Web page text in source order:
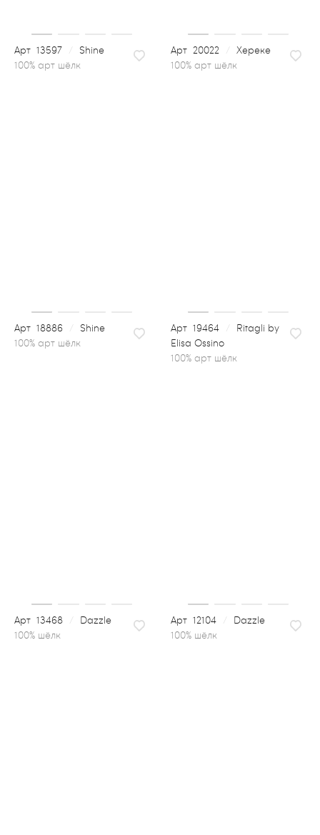
13597 Shine 20022
Хереке
100% арт шёлк
18886 Shine 19464
Ritagli by
Elisa Ossino
100% арт шёлк
13468 Dazzle 12104
Dazzle
100% шёлк